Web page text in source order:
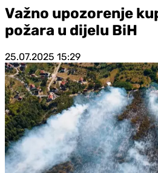
Važno upozorenje
požara u dijelu BiH
25.07.2025 15:29